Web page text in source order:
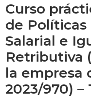
Curso
de Políticas
Salarial e
Retributiva
la empresa
2023/970)